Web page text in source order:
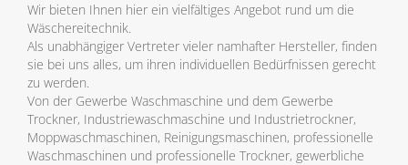
Wir bieten Ihnen hier ein vielfältiges Angebot rund um die
Wäschereitechnik.
Als unabhängiger Vertreter vieler namhafter Hersteller, finden
sie bei uns alles, um ihren individuellen Bedürfnissen gerecht
zu werden.
Von der Gewerbe Waschmaschine und dem Gewerbe
Trockner, Industriewaschmaschine und Industrietrockner,
Moppwaschmaschinen, Reinigungsmaschinen, professionelle
Waschmaschinen und professionelle Trockner, gewerbliche